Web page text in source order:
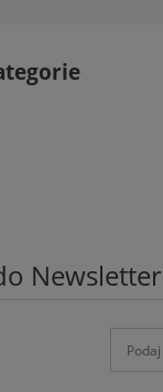
Newsletter